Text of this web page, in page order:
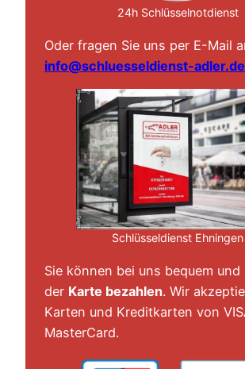
24h Schlüsselnotdienst
Oder fragen Sie uns per E-Mail
info@schluesseldienst-adler.de
Schlüsseldienst Ehningen
Sie können bei uns bequem
der Karte bezahlen. Wir
Karten und Kreditkarten von
MasterCard.